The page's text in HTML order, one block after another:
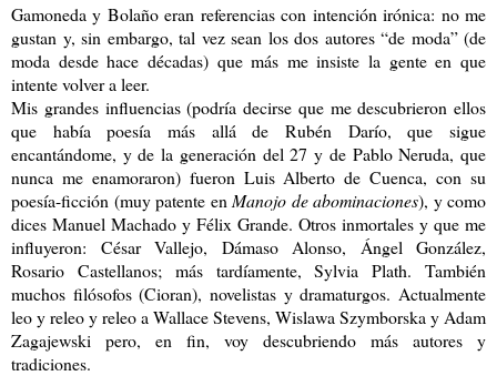
Gamoneda y Bolaño eran referencias con intención irónica: no me
gustan y, sin embargo, tal vez sean los dos autores “de moda” (de
moda desde hace décadas) que más me insiste la gente en que
intente volver a leer.
Mis grandes influencias (podría decirse que me descubrieron ellos
que había poesía más allá de Rubén Darío, que sigue
encantándome, y de la generación del 27 y de Pablo Neruda, que
nunca me enamoraron) fueron Luis Alberto de Cuenca, con su
poesía-ficción (muy patente en Manojo de abominaciones), y como
dices Manuel Machado y Félix Grande. Otros inmortales y que me
influyeron: César Vallejo, Dámaso Alonso, Ángel González,
Rosario Castellanos; más tardíamente, Sylvia Plath. También
muchos filósofos (Cioran), novelistas y dramaturgos. Actualmente
leo y releo y releo a Wallace Stevens, Wislawa Szymborska y Adam
Zagajewski pero, en fin, voy descubriendo más autores y
tradiciones.